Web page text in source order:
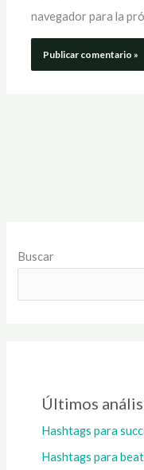
navegador para la
Buscar
Últimos
Hashtags para
Hashtags para